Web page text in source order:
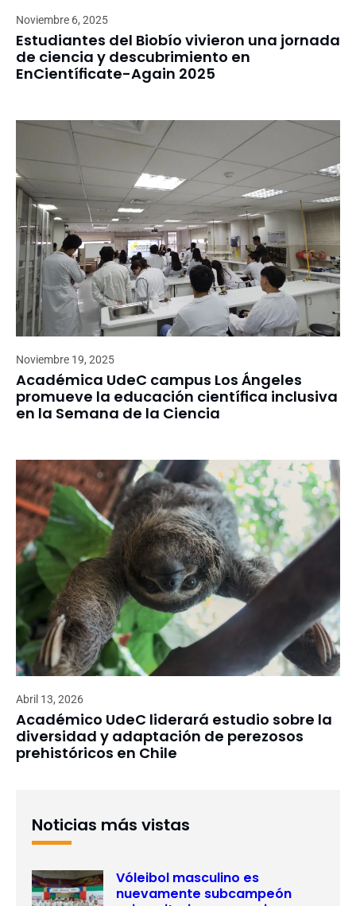
Noviembre 6, 2025
Estudiantes del Biobío vivieron una jornada
de ciencia y descubrimiento en
EnCientíficate-Again 2025
Noviembre 19, 2025
Académica UdeC campus Los Ángeles
promueve la educación científica inclusiva
en la Semana de la Ciencia
Abril 13, 2026
Académico UdeC liderará estudio sobre la
diversidad y adaptación de perezosos
prehistóricos en Chile
Noticias más vistas
Vóleibol masculino es
nuevamente subcampeón